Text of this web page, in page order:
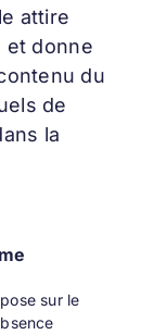
attire
et donne
du
de
la
sur le